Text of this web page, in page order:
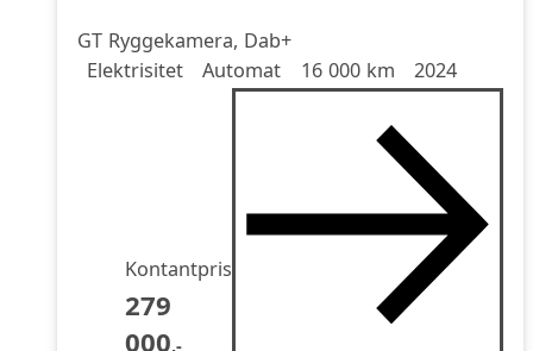
GT Ryggekamera, Dab+
Drivstoff
Elektrisitet
Girkasse Automat
Kjørelengde 16 000 km
årsmodell 2024
Kontantpris
279
000,-